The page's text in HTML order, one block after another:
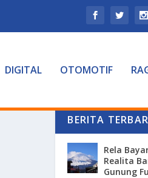
DIGITAL OTOMOTIF
BERITA
Rela
Realita
Gunung